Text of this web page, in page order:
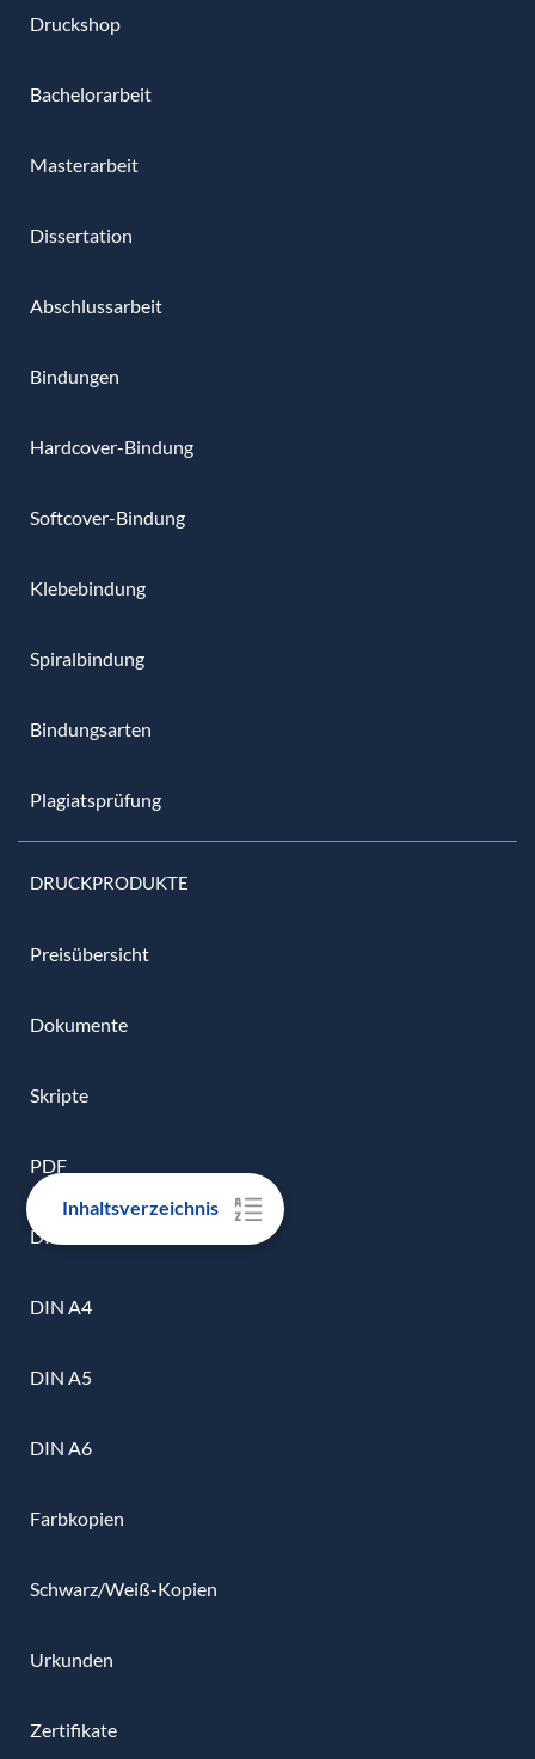
Inhaltsverzeichnis
Druckshop
Bachelorarbeit
Masterarbeit
Dissertation
Abschlussarbeit
Bindungen
Hardcover-Bindung
Softcover-Bindung
Klebebindung
Spiralbindung
Bindungsarten
Plagiatsprüfung
DRUCKPRODUKTE
Preisübersicht
Dokumente
Skripte
PDF
DIN A3
DIN A4
DIN A5
DIN A6
Farbkopien
Schwarz/Weiß-Kopien
Urkunden
Zertifikate